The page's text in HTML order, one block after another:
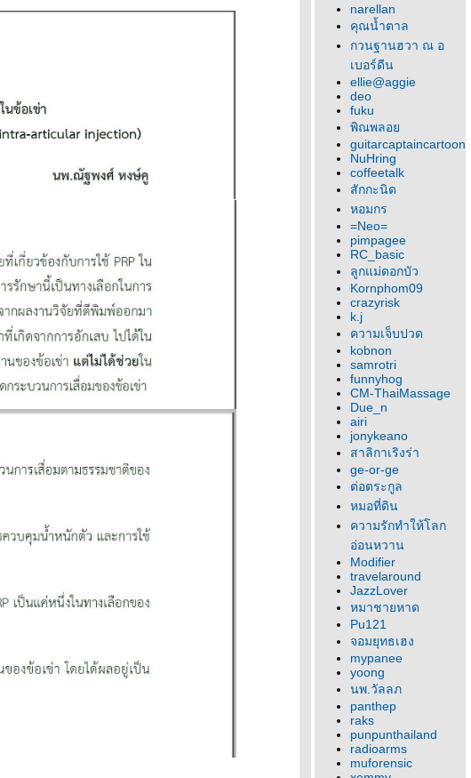
narellan
คุณน้ำตาล
กวนฐานฮวา ณ อ
เบอร์ดีน
ellie@aggie
deo
fuku
พิณพลอ
guitarcaptaincartoon
NuHring
coffeetalk
สักกะนิด
หอมกร
=Neo=
pimpagee
RC_basic
ลูกแม่ดอกบัว
Kornphom09
crazyrisk
k.j
ความเจ็บปวด
kobnon
samrotri
funnyhog
CM-ThaiMassage
Due_n
airi
jonykeano
สาลิกาเริงร่า
ge-or-ge
ต่อตระกูล
หมอที่ดิน
ความรักทำให้โลก
อ่อนหวาน
Modifier
travelaround
JazzLover
หมาชายหาด
Pu121
จอมยุทธเฮง
mypanee
yoong
นพ.วัลลภ
panthep
raks
punpunthailand
radioarms
muforensic